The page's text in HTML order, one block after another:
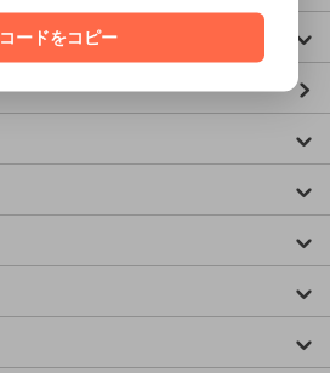
コードをコピー